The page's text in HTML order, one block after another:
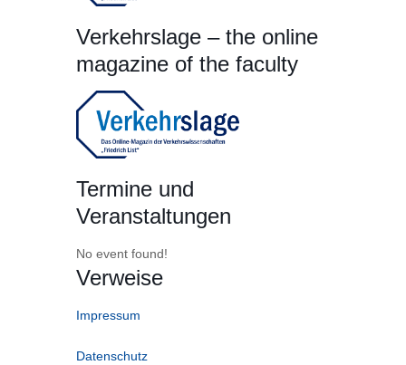
Verkehrslage – the online
magazine of the faculty
Termine und
Veranstaltungen
No event found!
Verweise
Impressum
Datenschutz